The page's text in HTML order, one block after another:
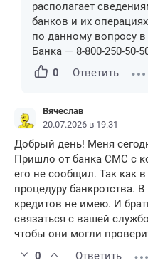
располагает
банков и их
по данному вопросу
Банка — 8-800-250-50-
0
Ответить
Вячеслав
20.07.2026 в 19:31
Добрый день! Меня
Пришло от банка СМС с
его не сообщил. Так как
процедуру банкротства.
кредитов не имею. И
связаться с вашей
чтобы они могли
0
Ответить